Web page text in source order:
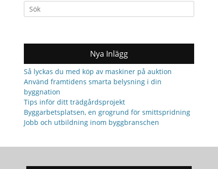
Search
for:
Nya Inlägg
Så lyckas du med köp av maskiner på auktion
Använd framtidens smarta belysning i din
byggnation
Tips inför ditt trädgårdsprojekt
Byggarbetsplatsen, en grogrund för smittspridning
Jobb och utbildning inom byggbranschen